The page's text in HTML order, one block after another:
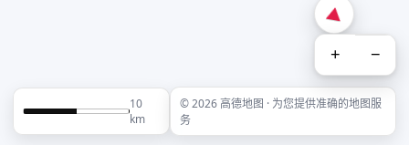
+ −
10
km
© 2026 高德地图 · 为您提供准确的地图服
务